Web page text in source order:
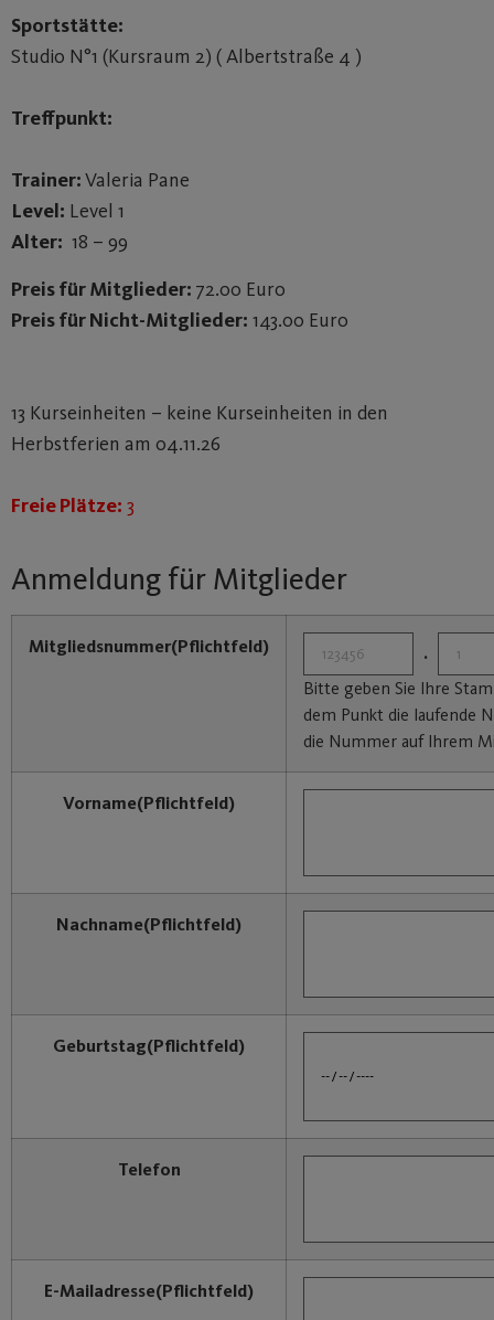
Sportstätte:
Studio N°1 (Kursraum 2) ( Albertstraße 4 )
Treffpunkt:
Trainer:Valeria Pane
Level: Level 1
Alter: 18 – 99
Preis für Mitglieder: 72.00 Euro
Preis für Nicht-Mitglieder: 143.00 Euro
13 Kurseinheiten – keine Kurseinheiten in den
Herbstferien am 04.11.26
Freie Plätze: 3
Anmeldung für Mitglieder
Mitgliedsnummer(Pflichtfeld)
.
Bitte geben Sie Ihre
dem Punkt die laufende
die Nummer auf Ihrem
Vorname(Pflichtfeld)
Nachname(Pflichtfeld)
Geburtstag(Pflichtfeld)
Telefon
E-Mailadresse(Pflichtfeld)